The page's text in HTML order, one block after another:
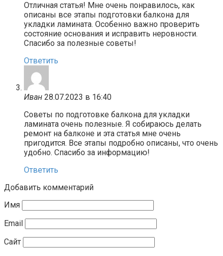
Отличная статья! Мне очень понравилось, как
описаны все этапы подготовки балкона для
укладки ламината. Особенно важно проверить
состояние основания и исправить неровности.
Спасибо за полезные советы!
Ответить
Иван 28.07.2023 в 16:40
Советы по подготовке балкона для укладки
ламината очень полезные. Я собираюсь делать
ремонт на балконе и эта статья мне очень
пригодится. Все этапы подробно описаны, что очень
удобно. Спасибо за информацию!
Ответить
Добавить комментарий
Имя
Email
Сайт